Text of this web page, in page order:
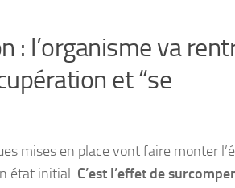
: l’organisme va
et “se
mises en place vont faire monter
état initial. C’est l’effet de